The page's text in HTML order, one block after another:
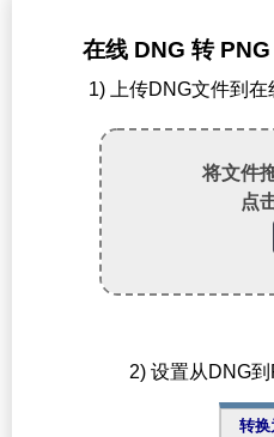
在线 DNG 转
1) 上传DNG文件到
将文件
点
2) 设置从DNG
转换